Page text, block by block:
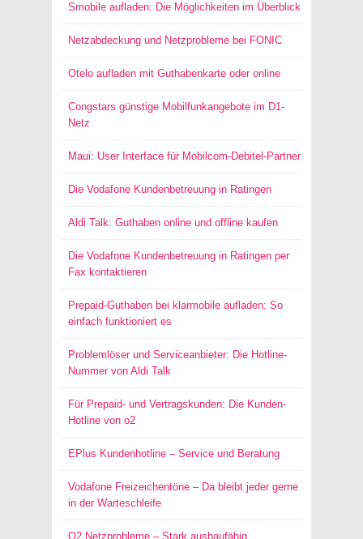
Smobile aufladen: Die Möglichkeiten im Überblick
Netzabdeckung und Netzprobleme bei FONIC
Otelo aufladen mit Guthabenkarte oder online
Congstars günstige Mobilfunkangebote im D1-
Netz
Maui: User Interface für Mobilcom-Debitel-Partner
Die Vodafone Kundenbetreuung in Ratingen
Aldi Talk: Guthaben online und offline kaufen
Die Vodafone Kundenbetreuung in Ratingen per
Fax kontaktieren
Prepaid-Guthaben bei klarmobile aufladen: So
einfach funktioniert es
Problemlöser und Serviceanbieter: Die Hotline-
Nummer von Aldi Talk
Für Prepaid- und Vertragskunden: Die Kunden-
Hotline von o2
EPlus Kundenhotline – Service und Beratung
Vodafone Freizeichentöne – Da bleibt jeder gerne
in der Warteschleife
O2 Netzprobleme – Stark ausbaufähig